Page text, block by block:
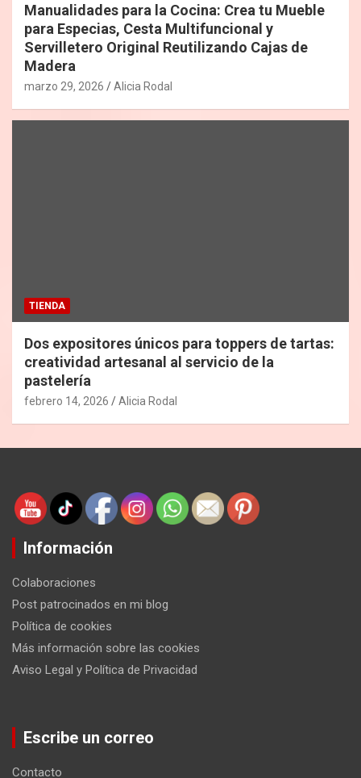
Manualidades para la Cocina: Crea tu Mueble
para Especias, Cesta Multifuncional y
Servilletero Original Reutilizando Cajas de
Madera
marzo 29, 2026 Alicia Rodal
TIENDA
Dos expositores únicos para toppers de tartas:
creatividad artesanal al servicio de la
pastelería
febrero 14, 2026 Alicia Rodal
Información
Colaboraciones
Post patrocinados en mi blog
Política de cookies
Más información sobre las cookies
Aviso Legal y Política de Privacidad
Escribe un correo
Contacto